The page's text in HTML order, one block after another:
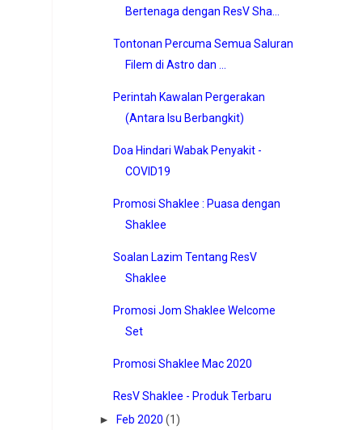
Bertenaga dengan ResV Sha...
Tontonan Percuma Semua Saluran
Filem di Astro dan ...
Perintah Kawalan Pergerakan
(Antara Isu Berbangkit)
Doa Hindari Wabak Penyakit -
COVID19
Promosi Shaklee : Puasa dengan
Shaklee
Soalan Lazim Tentang ResV
Shaklee
Promosi Jom Shaklee Welcome
Set
Promosi Shaklee Mac 2020
ResV Shaklee - Produk Terbaru
►
Feb 2020 (1)